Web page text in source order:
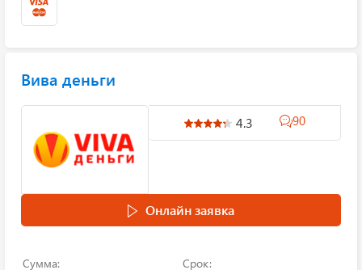
Вива деньги
4.3 90
Онлайн заявка
Сумма: Срок: